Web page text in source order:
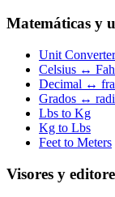
Matemáticas y
Unit Converter
Celsius ↔
Decimal ↔
Grados ↔
Lbs to Kg
Kg to Lbs
Feet to Meters
Visores y